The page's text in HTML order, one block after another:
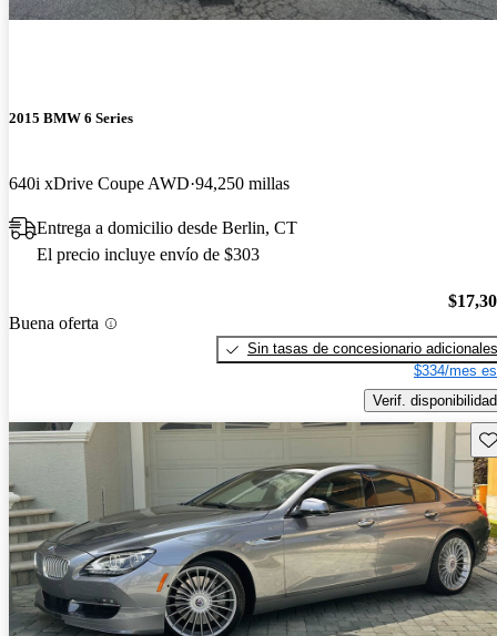
2015 BMW 6 Series
640i xDrive Coupe AWD 94,250 millas
Entrega a domicilio desde Berlin, CT
El precio incluye envío de $303
Buena oferta
Sin tasas de concesionario adicionales
$334/mes
Verif. disponibilidad